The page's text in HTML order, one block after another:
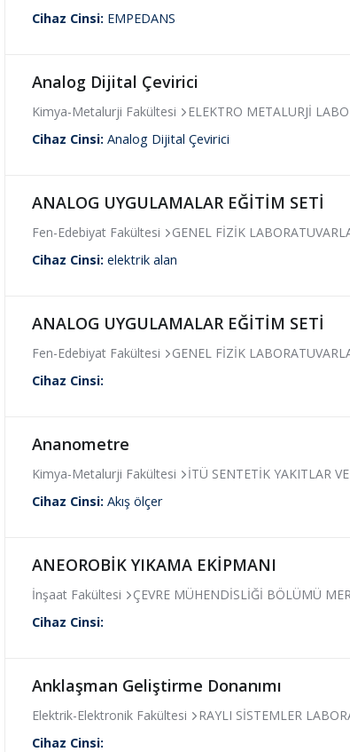
Cihaz Cinsi: EMPEDANS
Analog Dijital Çevirici
Kimya-Metalurji Fakültesi
ELEKTRO METALURJİ
Cihaz Cinsi: Analog Dijital Çevirici
ANALOG UYGULAMALAR EĞİTİM SETİ
Fen-Edebiyat Fakültesi
GENEL FİZİK
Cihaz Cinsi: elektrik alan
ANALOG UYGULAMALAR EĞİTİM SETİ
Fen-Edebiyat Fakültesi
GENEL FİZİK
Cihaz Cinsi:
Ananometre
Kimya-Metalurji Fakültesi
İTÜ SENTETİK YAKITLAR
Cihaz Cinsi: Akış ölçer
ANEOROBİK YIKAMA EKİPMANI
İnşaat Fakültesi
ÇEVRE MÜHENDİSLİĞİ BÖLÜMÜ
Cihaz Cinsi:
Anklaşman Geliştirme Donanımı
Elektrik-Elektronik Fakültesi
RAYLI SİSTEMLER
Cihaz Cinsi: